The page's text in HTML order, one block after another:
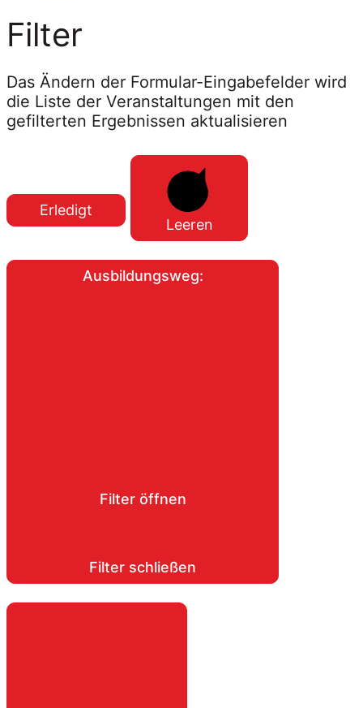
Filter
Das Ändern der Formular-Eingabefelder wird
die Liste der Veranstaltungen mit den
gefilterten Ergebnissen aktualisieren
Erledigt
Leeren
Ausbildungsweg:
Filter öffnen
Filter schließen